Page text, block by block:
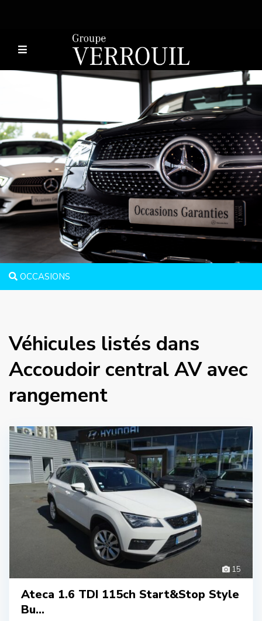
OCCASIONS
Véhicules listés dans
Accoudoir central AV avec
rangement
15
Ateca 1.6 TDI 115ch Start&Stop Style
Bu...